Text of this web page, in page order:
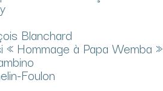
Blanchard
« Hommage à Papa Wemba »
Foulon